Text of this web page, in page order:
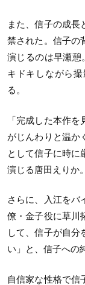
また、信子の成長
禁された。信子の
演じるのは早瀬憩
キドキしながら
る。
「完成した本作
がじんわりと温か
として信子に時に
演じる唐田えりか。
さらに、入江をバ
僚・金子役に草川
して、信子が自分
い」と、信子への
自信家な性格で信